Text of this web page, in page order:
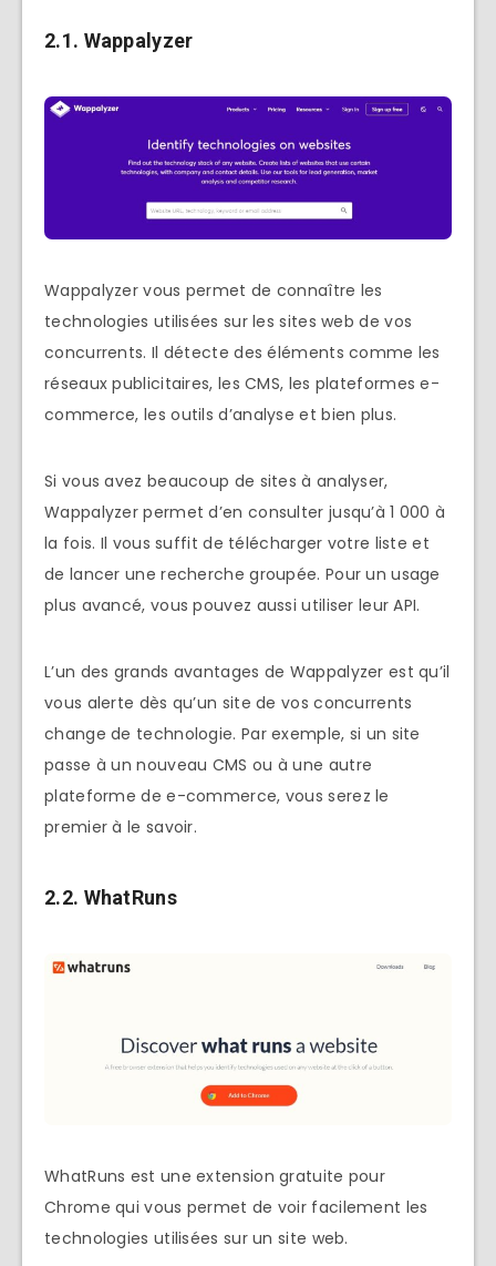
2.1. Wappalyzer
Wappalyzer vous permet de connaître les
technologies utilisées sur les sites web de vos
concurrents. Il détecte des éléments comme les
réseaux publicitaires, les CMS, les plateformes e-
commerce, les outils d’analyse et bien plus.
Si vous avez beaucoup de sites à analyser,
Wappalyzer permet d’en consulter jusqu’à 1 000 à
la fois. Il vous suffit de télécharger votre liste et
de lancer une recherche groupée. Pour un usage
plus avancé, vous pouvez aussi utiliser leur API.
L’un des grands avantages de Wappalyzer est qu’il
vous alerte dès qu’un site de vos concurrents
change de technologie. Par exemple, si un site
passe à un nouveau CMS ou à une autre
plateforme de e-commerce, vous serez le
premier à le savoir.
2.2. WhatRuns
WhatRuns est une extension gratuite pour
Chrome qui vous permet de voir facilement les
technologies utilisées sur un site web.